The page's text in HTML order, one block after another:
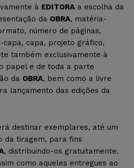
à EDITORA a escolha da
da OBRA, matéria-
número de páginas,
capa, projeto gráfico,
também exclusivamente à
papel e de toda a parte
da OBRA, bem como a livre
lançamento das edições da
destinar exemplares, até um
da tiragem, para fins
, distribuindo-os gratuitamente.
como aqueles entregues ao